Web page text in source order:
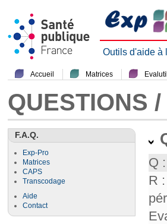
Outils d'aide à
Accueil Matrices Evalutil
QUESTIONS
F.A.Q.
Exp-Pro
Matrices
CAPS
Transcodage
Aide
Contact
Q
R